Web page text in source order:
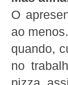
O
ao
quando,
no